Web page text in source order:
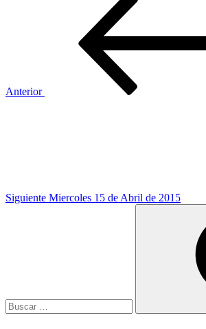
Anterior
Siguiente Miercoles 15 de Abril de 2015